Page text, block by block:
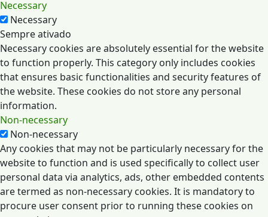
Necessary
Necessary
Sempre ativado
Necessary cookies are absolutely essential for the website
to function properly. This category only includes cookies
that ensures basic functionalities and security features of
the website. These cookies do not store any personal
information.
Non-necessary
Non-necessary
Any cookies that may not be particularly necessary for the
website to function and is used specifically to collect user
personal data via analytics, ads, other embedded contents
are termed as non-necessary cookies. It is mandatory to
procure user consent prior to running these cookies on